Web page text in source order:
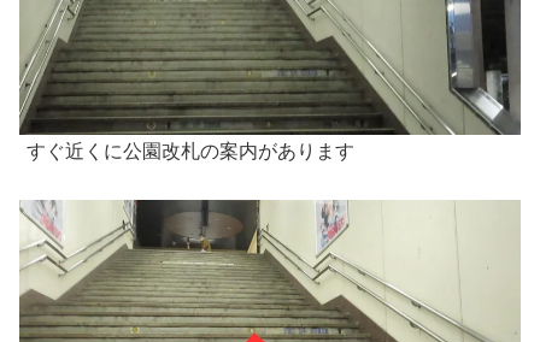
すぐ近くに公園改札の案内があります